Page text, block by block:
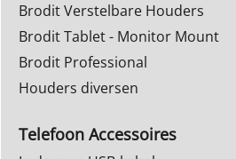
Brodit Verstelbare Houders
Brodit Tablet - Monitor Mount
Brodit Professional
Houders diversen
Telefoon Accessoires